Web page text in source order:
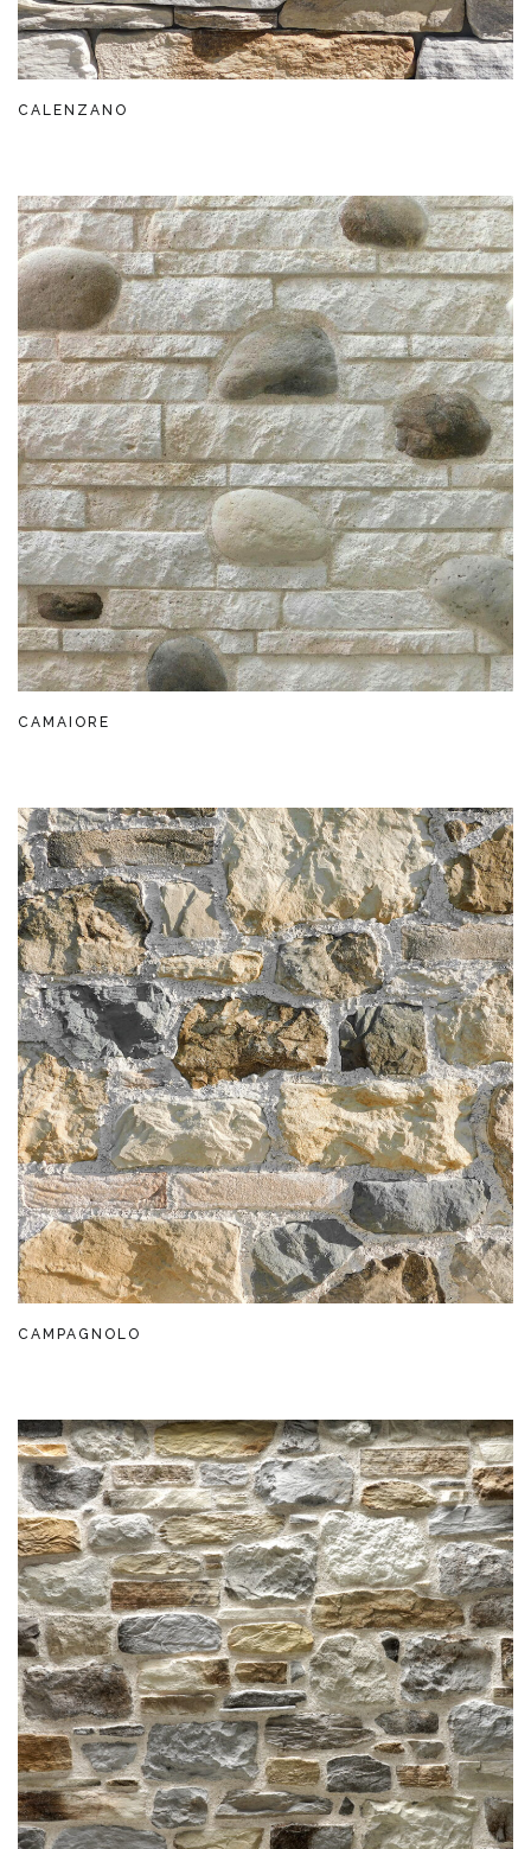
CALENZANO
CAMAIORE
CAMPAGNOLO